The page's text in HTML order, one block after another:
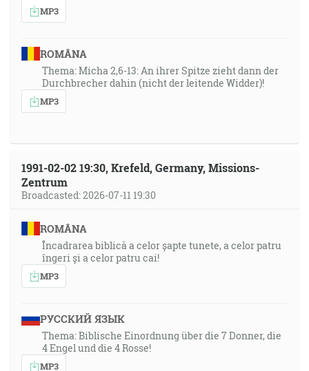
MP3
ROMÂNA
Thema: Micha 2,6-13: An ihrer Spitze zieht dann der
Durchbrecher dahin (nicht der leitende Widder)!
MP3
1991-02-02 19:30, Krefeld, Germany, Missions-
Zentrum
Broadcasted: 2026-07-11 19:30
ROMÂNA
Încadrarea biblică a celor șapte tunete, a celor patru
îngeri și a celor patru cai!
MP3
РУССКИЙ ЯЗЫК
Thema: Biblische Einordnung über die 7 Donner, die
4 Engel und die 4 Rosse!
MP3